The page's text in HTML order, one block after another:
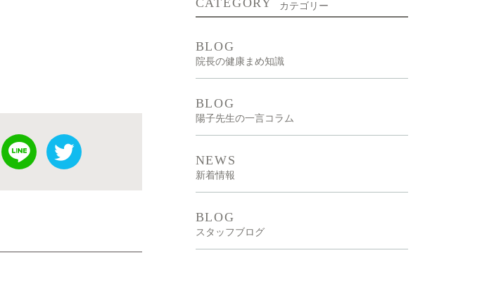
新型出生前診断
CATEGORY カテゴリー
BLOG
院長の健康まめ知識
BLOG
陽子先生の一言コラム
NEWS
新着情報
BLOG
スタッフブログ